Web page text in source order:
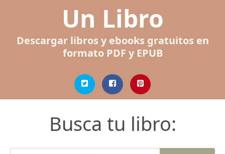
Un Libro
Descargar libros y ebooks gratuitos en
formato PDF y EPUB
Busca tu libro: